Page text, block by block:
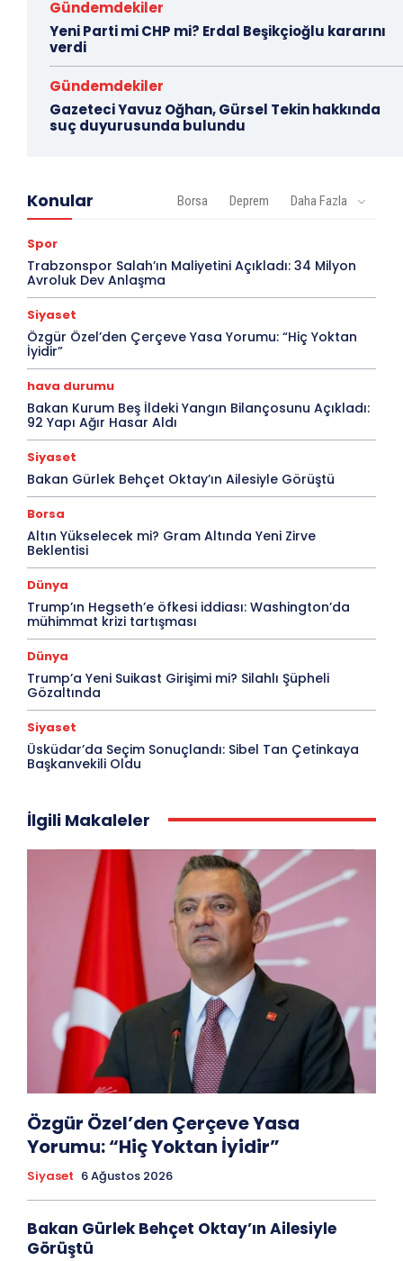
Gündemdekiler
Yeni Parti mi CHP mi? Erdal Beşikçioğlu kararını
verdi
Gündemdekiler
Gazeteci Yavuz Oğhan, Gürsel Tekin hakkında
suç duyurusunda bulundu
Konular Borsa Deprem Daha Fazla
Spor
Trabzonspor Salah’ın Maliyetini Açıkladı: 34 Milyon
Avroluk Dev Anlaşma
Siyaset
Özgür Özel’den Çerçeve Yasa Yorumu: “Hiç Yoktan
İyidir”
hava durumu
Bakan Kurum Beş İldeki Yangın Bilançosunu Açıkladı:
92 Yapı Ağır Hasar Aldı
Siyaset
Bakan Gürlek Behçet Oktay’ın Ailesiyle Görüştü
Borsa
Altın Yükselecek mi? Gram Altında Yeni Zirve
Beklentisi
Dünya
Trump’ın Hegseth’e öfkesi iddiası: Washington’da
mühimmat krizi tartışması
Dünya
Trump’a Yeni Suikast Girişimi mi? Silahlı Şüpheli
Gözaltında
Siyaset
Üsküdar’da Seçim Sonuçlandı: Sibel Tan Çetinkaya
Başkanvekili Oldu
İlgili Makaleler
Özgür Özel’den Çerçeve Yasa
Yorumu: “Hiç Yoktan İyidir”
Siyaset 6 Ağustos 2026
Bakan Gürlek Behçet Oktay’ın Ailesiyle
Görüştü